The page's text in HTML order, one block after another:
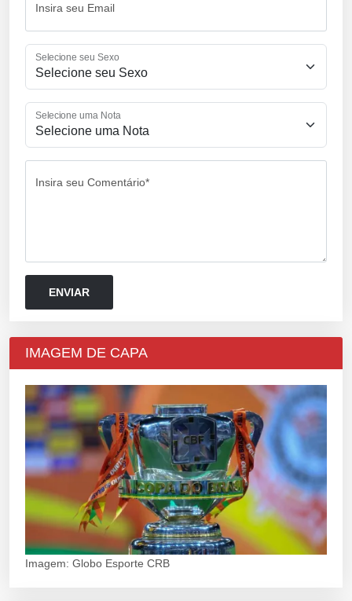
Insira seu Email
Selecione seu Sexo
Selecione uma Nota
Insira seu Comentário*
IMAGEM DE CAPA
Imagem: Globo Esporte CRB